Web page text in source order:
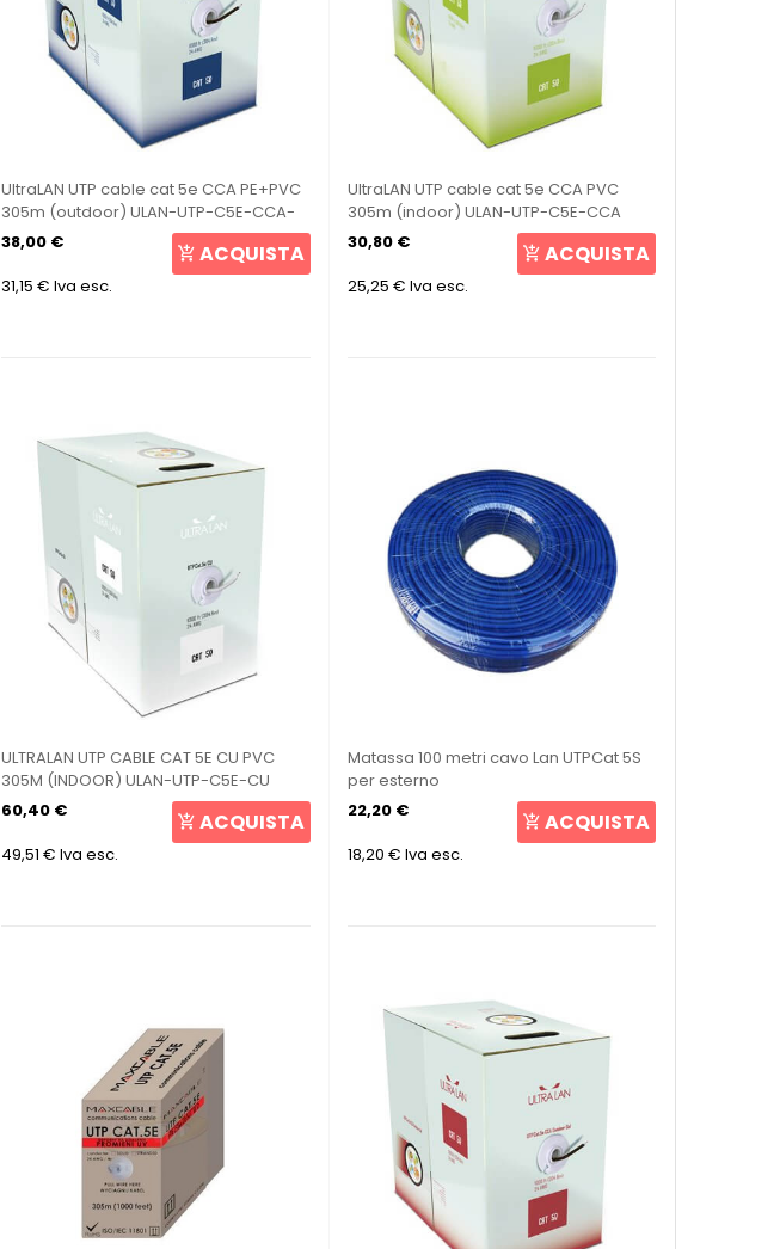
UltraLAN UTP cable cat 5e CCA PE+PVC
305m (outdoor) ULAN-UTP-C5E-CCA-
PE
38,00 €
31,15 € Iva esc.
ACQUISTA
UltraLAN UTP cable cat 5e CCA PVC
305m (indoor) ULAN-UTP-C5E-CCA
30,80 €
25,25 € Iva esc.
ACQUISTA
ULTRALAN UTP CABLE CAT 5E CU PVC
305M (INDOOR) ULAN-UTP-C5E-CU
60,40 €
49,51 € Iva esc.
ACQUISTA
Matassa 100 metri cavo Lan UTPCat 5S
per esterno
22,20 €
18,20 € Iva esc.
ACQUISTA